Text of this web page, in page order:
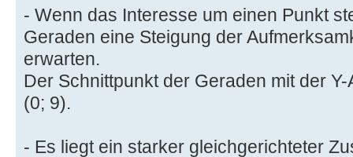
- Wenn das Interesse um einen Punkt
Geraden eine Steigung der
erwarten.
Der Schnittpunkt der Geraden mit der
(0; 9).
- Es liegt ein starker gleichgerichteter